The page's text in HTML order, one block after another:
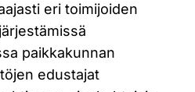
eri toimijoiden
paikkakunnan
edustajat